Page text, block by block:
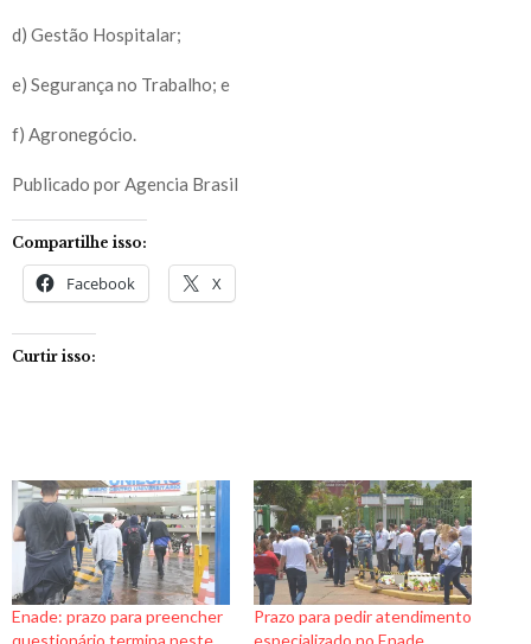
d) Gestão Hospitalar;
e) Segurança no Trabalho; e
f) Agronegócio.
Publicado por Agencia Brasil
Compartilhe isso:
Facebook X
Curtir isso:
Enade: prazo para preencher
questionário termina neste
Prazo para pedir atendimento
especializado no Enade